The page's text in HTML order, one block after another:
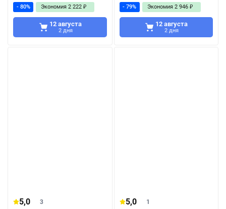
- 80% Экономия 2 222 ₽
12 августа
2 дня
- 79% Экономия 2 946 ₽
12 августа
2 дня
5,0 3 5,0 1